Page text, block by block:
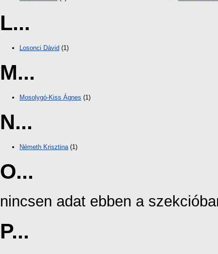
L...
Losonci Dávid (1)
M...
Mosolygó-Kiss Ágnes (1)
N...
Németh Krisztina(1)
O...
nincsen adat ebben a
P...